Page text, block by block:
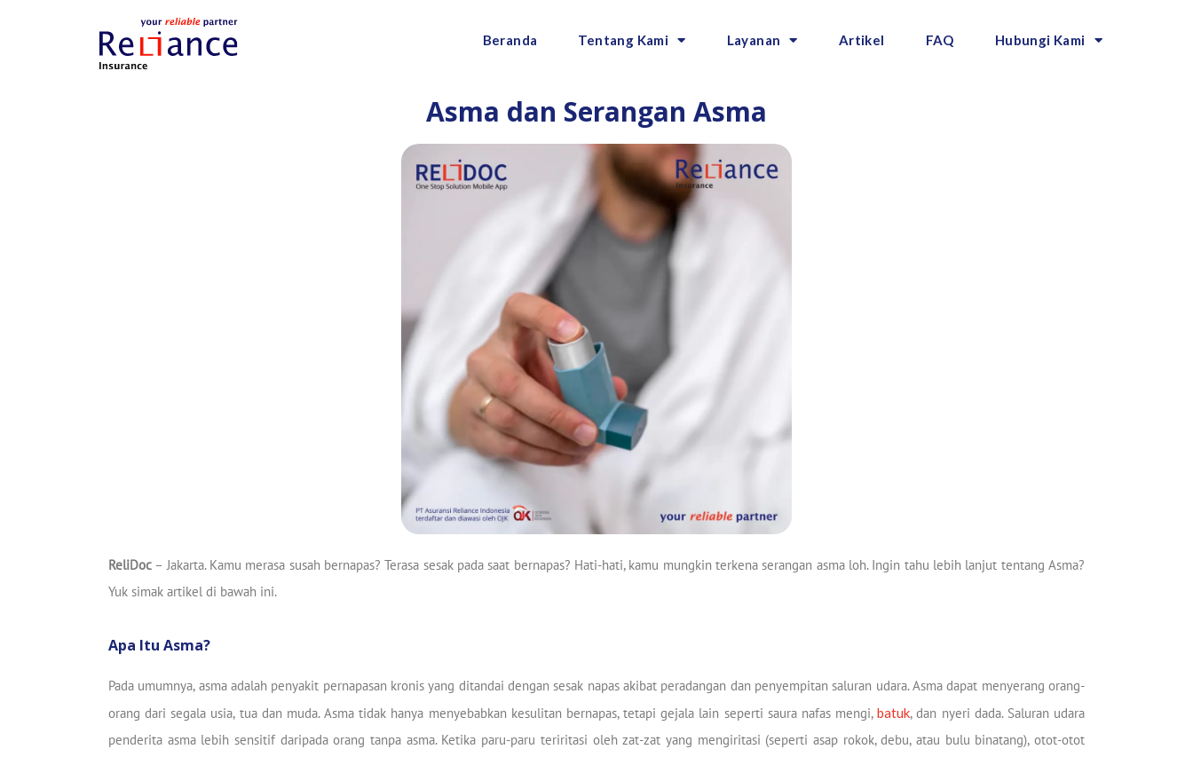
Beranda Tentang Kami Layanan Artikel FAQ Hubungi Kami
Asma dan Serangan Asma
ReliDoc – Jakarta. Kamu merasa susah bernapas? Terasa sesak pada saat bernapas? Hati-hati, kamu mungkin terkena serangan asma loh. Ingin tahu lebih lanjut tentang Asma?
Yuk simak artikel di bawah ini.
Apa Itu Asma?
Pada umumnya, asma adalah penyakit pernapasan kronis yang ditandai dengan sesak napas akibat peradangan dan penyempitan saluran udara. Asma dapat menyerang orang-
orang dari segala usia, tua dan muda. Asma tidak hanya menyebabkan kesulitan bernapas, tetapi gejala lain seperti saura nafas mengi,batuk, dan nyeri dada. Saluran udara
penderita asma lebih sensitif daripada orang tanpa asma. Ketika paru-paru teriritasi oleh zat-zat yang mengiritasi (seperti asap rokok, debu, atau bulu binatang), otot-otot